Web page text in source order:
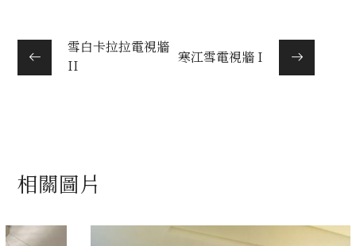
雪白卡拉拉電視牆
II
寒江雪電視牆 I
相關圖片